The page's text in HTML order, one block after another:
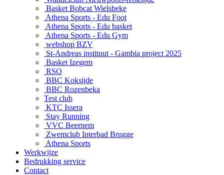
Basket Bobcat Wielsbeke
Athena Sports - Edu Foot
Athena Sports - Edu basket
Athena Sports - Edu Gym
webshop BZV
St-Andreas instituut - Gambia project 2025
Basket Izegem
RSO
BBC Koksijde
BBC Rozenbeka
Test club
KTC Issera
Stay Running
VVC Beernem
Zwemclub Interbad Brugge
Athena Sports
Werkwijze
Bedrukking service
Contact